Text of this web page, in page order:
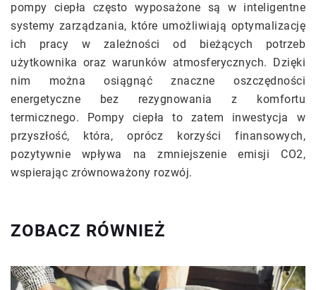
pompy ciepła często wyposażone są w inteligentne
systemy zarządzania, które umożliwiają optymalizację
ich pracy w zależności od bieżących potrzeb
użytkownika oraz warunków atmosferycznych. Dzięki
nim można osiągnąć znaczne oszczędności
energetyczne bez rezygnowania z komfortu
termicznego. Pompy ciepła to zatem inwestycja w
przyszłość, która, oprócz korzyści finansowych,
pozytywnie wpływa na zmniejszenie emisji CO2,
wspierając zrównoważony rozwój.
ZOBACZ RÓWNIEŻ